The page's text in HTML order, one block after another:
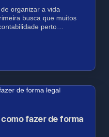
organizar a vida
busca que muitos
perto…
fazer de forma